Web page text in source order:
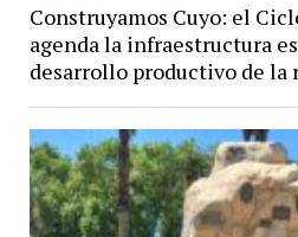
Construyamos Cuyo: el
agenda la infraestructura
desarrollo productivo de la